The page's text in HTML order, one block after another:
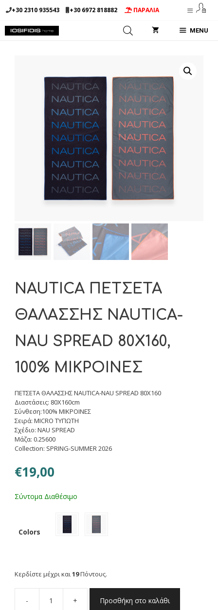
Μετάβαση
σε
περιεχόμενο
+30 2310 935543 +30 6972 818882 ΠΑΡΑΛΙΑ
MENU
NAUTICA ΠΕΤΣΕΤΑ
ΘΑΛΑΣΣΗΣ NAUTICA-
NAU SPREAD 80X160,
100% ΜΙΚΡΟΙΝΕΣ
ΠΕΤΣΕΤΑ ΘΑΛΑΣΣΗΣ NAUTICA-NAU SPREAD 80X160
Διαστάσεις: 80X160cm
Σύνθεση:100% ΜΙΚΡΟΙΝΕΣ
Σειρά: MICRO ΤΥΠΩΤΗ
Σχέδιο: NAU SPREAD
Μάζα: 0.25600
Collection: SPRING-SUMMER 2026
€19,00
Σύντομα Διαθέσιμο
Colors
Κερδίστε μέχρι και 19Πόντους.
-
NAUTICA
+ Προσθήκη στο καλάθι